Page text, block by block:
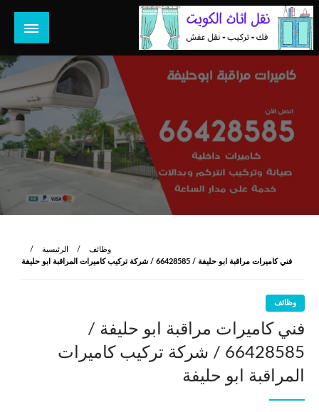
التخطي
إلى
المحتوى
هل تبحث عن أفضل خدمات بالكويت؟ خدمة فك نقل تركيب صيانة
تصليح جميع الخدمات المنزلية في الكويت
الرئيسية
وظائف
فني كاميرات مراقبة ابو حليفة / 66428585 / شركة تركيب كاميرات المراقبة ابو حليفة
وظائف
فني كاميرات مراقبة ابو حليفة /
66428585 / شركة تركيب كاميرات
المراقبة ابو حليفة